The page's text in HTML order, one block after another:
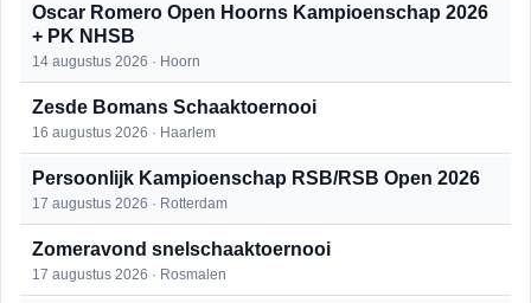
Oscar Romero Open Hoorns Kampioenschap 2026
+ PK NHSB
14 augustus 2026 · Hoorn
Zesde Bomans Schaaktoernooi
16 augustus 2026 · Haarlem
Persoonlijk Kampioenschap RSB/RSB Open 2026
17 augustus 2026 · Rotterdam
Zomeravond snelschaaktoernooi
17 augustus 2026 · Rosmalen